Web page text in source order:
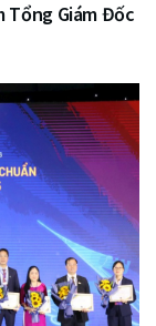
Tổng Giám Đốc